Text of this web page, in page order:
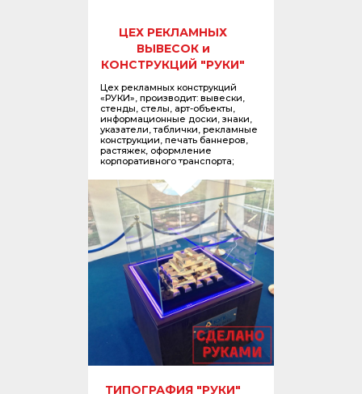
ТИПОГРАФИЯ "РУКИ"
Цех рекламных конструкций
«РУКИ», производит: вывески,
стенды, стелы, арт-объекты,
информационные доски, знаки,
указатели, таблички, рекламные
конструкции, печать баннеров,
растяжек, оформление
корпоративного транспорта;
ЦЕХ РЕКЛАМНЫХ
ВЫВЕСОК и
КОНСТРУКЦИЙ "РУКИ"